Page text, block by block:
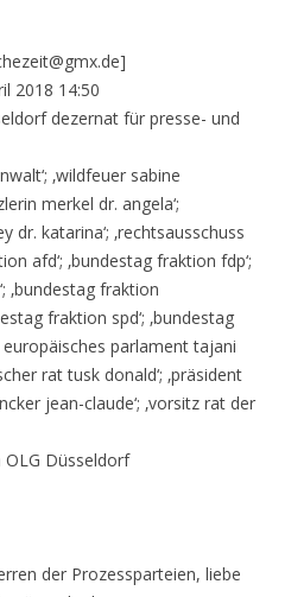
2018 14:50
dezernat für presse- und
‚wildfeuer sabine
merkel dr. angela‘;
dr. katarina‘; ‚rechtsausschuss
afd‘; ‚bundestag fraktion fdp‘;
‚bundestag fraktion
fraktion spd‘; ‚bundestag
europäisches parlament tajani
rat tusk donald‘; ‚präsident
jean-claude‘; ‚vorsitz rat der
Düsseldorf
der Prozessparteien, liebe